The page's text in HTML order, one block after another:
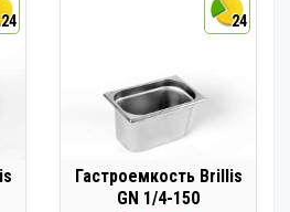
24 24
Гастроемкость Brillis
GN 1/4-150